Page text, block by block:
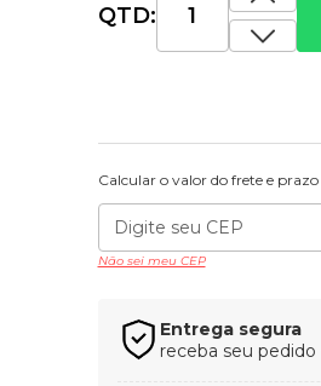
QTD:
Calcular o valor do frete e
Não sei meu CEP
Entrega segura
receba seu